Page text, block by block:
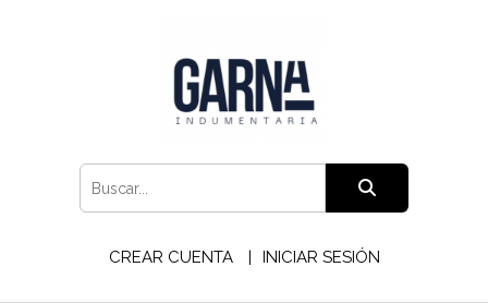
CREAR CUENTA INICIAR SESIÓN